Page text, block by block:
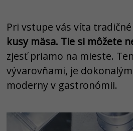
Pri vstupe vás víta
kusy mäsa. Tie si môžete
zjesť priamo na mieste.
vývarovňami, je
moderny v gastronómii.